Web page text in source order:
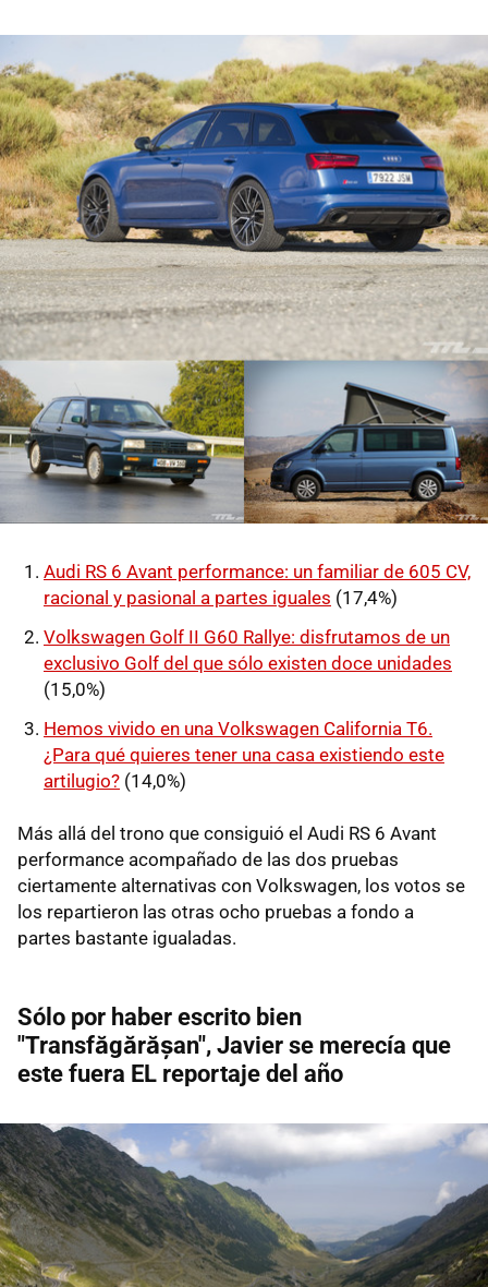
Audi RS 6 Avant performance: un familiar de 605 CV,
racional y pasional a partes iguales (17,4%)
Volkswagen Golf II G60 Rallye: disfrutamos de un
exclusivo Golf del que sólo existen doce unidades
(15,0%)
Hemos vivido en una Volkswagen California T6.
¿Para qué quieres tener una casa existiendo este
artilugio? (14,0%)
Más allá del trono que consiguió el Audi RS 6 Avant
performance acompañado de las dos pruebas
ciertamente alternativas con Volkswagen, los votos se
los repartieron las otras ocho pruebas a fondo a
partes bastante igualadas.
Sólo por haber escrito bien
"Transfăgărășan", Javier se merecía que
este fuera EL reportaje del año